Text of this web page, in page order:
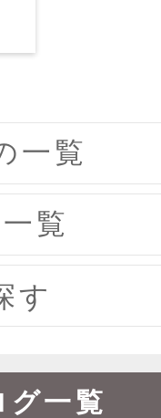
一覧
覧
す
グ一覧